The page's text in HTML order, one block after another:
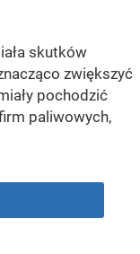
skutków
zwiększyć
pochodzić
paliwowych,